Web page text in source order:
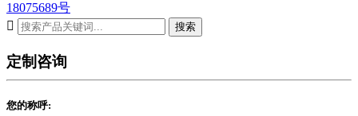
18075689号

搜索
定制咨询
您的称呼: